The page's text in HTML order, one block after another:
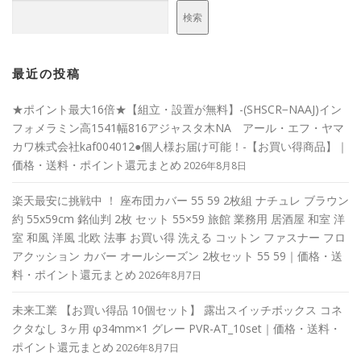
検索
最近の投稿
★ポイント最大16倍★【組立・設置が無料】-(SHSCR−NAAJ)イン
フォメラミン高1541幅816アジャスタ木NA アール・エフ・ヤマ
カワ株式会社kaf004012●個人様お届け可能！-【お買い得商品】｜
価格・送料・ポイント還元まとめ 2026年8月8日
楽天最安に挑戦中 ！ 座布団カバー 55 59 2枚組 ナチュレ ブラウン
約 55x59cm 銘仙判 2枚 セット 55×59 旅館 業務用 居酒屋 和室 洋
室 和風 洋風 北欧 法事 お買い得 洗える コットン ファスナー フロ
アクッション カバー オールシーズン 2枚セット 55 59｜価格・送
料・ポイント還元まとめ 2026年8月7日
未来工業 【お買い得品 10個セット】 露出スイッチボックス コネ
クタなし 3ヶ用 φ34mm×1 グレー PVR-AT_10set｜価格・送料・
ポイント還元まとめ 2026年8月7日